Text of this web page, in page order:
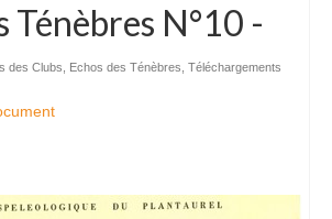
Ténèbres N°10 -
des Clubs Echos des Ténèbres Téléchargements